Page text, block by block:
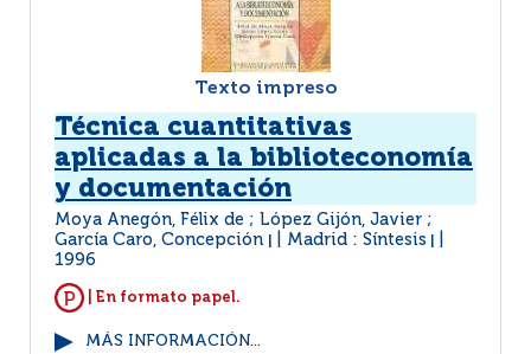
Texto impreso
Técnica cuantitativas
aplicadas a la biblioteconomía
y documentación
Moya Anegón, Félix de ; López Gijón, Javier ;
García Caro, Concepción
Madrid : Síntesis
1996
| En formato papel.
MÁS INFORMACIÓN...